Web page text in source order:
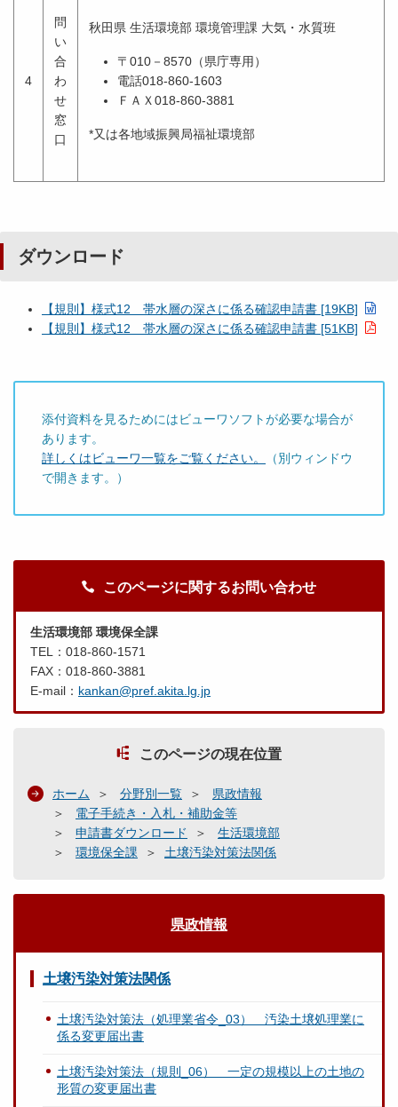
4
問
い
合
わ
せ
窓
口
秋田県 生活環境部 環境管理課 大気・水質班
〒010－8570（県庁専用）
電話018-860-1603
ＦＡＸ018-860-3881
*又は各地域振興局福祉環境部
ダウンロード
【規則】様式12 帯水層の深さに係る確認申請書 [19KB]
【規則】様式12 帯水層の深さに係る確認申請書 [51KB]
添付資料を見るためにはビューワソフトが必要な場合が
あります。
詳しくはビューワ一覧をご覧ください。
（別ウィンドウ
で開きます。）
このページに関するお問い合わせ
生活環境部 環境保全課
TEL：018-860-1571
FAX：018-860-3881
E-mail： kankan@pref.akita.lg.jp
このページの現在位置
ホーム 分野別一覧
県政情報
電子手続き・入札・補助金等
申請書ダウンロード
生活環境部
環境保全課
土壌汚染対策法関係
県政情報
土壌汚染対策法関係
土壌汚染対策法（処理業省令_03） 汚染土壌処理業に
係る変更届出書
土壌汚染対策法（規則_06） 一定の規模以上の土地の
形質の変更届出書